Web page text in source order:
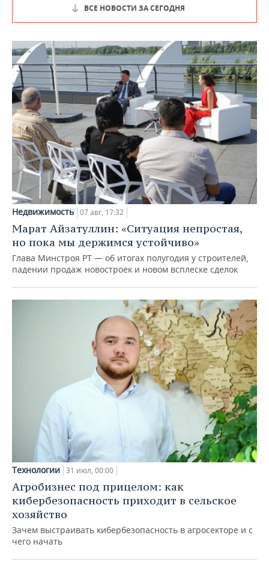
ВСЕ НОВОСТИ ЗА СЕГОДНЯ
Недвижимость 07 авг, 17:32
Марат Айзатуллин: «Ситуация непростая,
но пока мы держимся устойчиво»
Глава Минстроя РТ — об итогах полугодия у строителей,
падении продаж новостроек и новом всплеске сделок
Технологии 31 июл, 00:00
Агробизнес под прицелом: как
кибербезопасность приходит в сельское
хозяйство
Зачем выстраивать кибербезопасность в агросекторе и с
чего начать